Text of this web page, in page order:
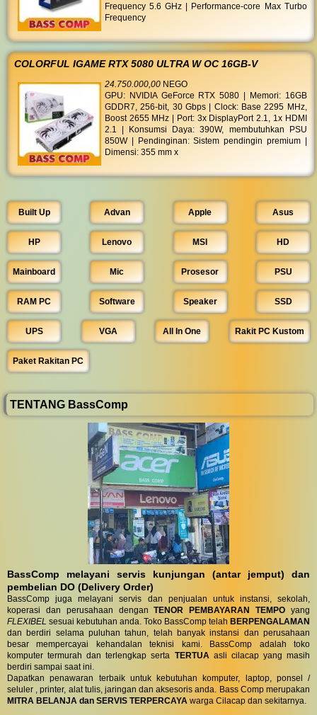
Frequency 5.6 GHz | Performance-core Max Turbo
Frequency
COLORFUL IGAME RTX 5080 ULTRA W OC 16GB-V
24.750.000,00 NEGO
GPU: NVIDIA GeForce RTX 5080 | Memori: 16GB
GDDR7, 256-bit, 30 Gbps | Clock: Base 2295 MHz,
Boost 2655 MHz | Port: 3x DisplayPort 2.1, 1x HDMI
2.1 | Konsumsi Daya: 390W, membutuhkan PSU
850W | Pendinginan: Sistem pendingin premium |
Dimensi: 355 mm x
Built Up Advan Apple Asus
HP Lenovo MSI HD
Mainboard Mic Prosesor PSU
RAM PC Software Speaker SSD
UPS VGA All In One Rakit PC Kustom
Paket Rakitan PC
TENTANG BassComp
BassComp melayani servis kunjungan (antar jemput) dan
pembelian DO (Delivery Order)
BassComp juga melayani servis dan penjualan untuk instansi, sekolah,
koperasi dan perusahaan denganTENOR PEMBAYARAN TEMPO yang
FLEXIBEL sesuai kebutuhan anda. Toko BassComp telah BERPENGALAMAN
dan berdiri selama puluhan tahun, telah banyak instansi dan perusahaan
besar mempercayai kehandalan teknisi kami. BassComp adalah toko
komputer termurah dan terlengkap serta TERTUAasli cilacap yang masih
berdiri sampai saat ini.
Dapatkan penawaran terbaik untuk kebutuhan komputer, laptop, ponsel /
seluler , printer, alat tulis, jaringan dan aksesoris anda. Bass Comp merupakan
MITRA BELANJA dan SERVIS TERPERCAYA warga Cilacap dan sekitarnya.